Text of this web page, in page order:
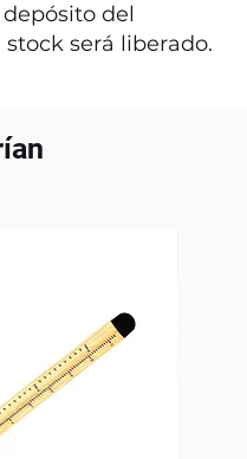
del
será liberado.